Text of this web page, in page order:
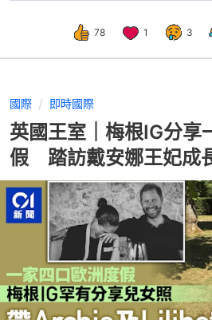
78 1 3
國際 即時國際
英國王室｜梅根IG分享
假 踏訪戴安娜王妃成